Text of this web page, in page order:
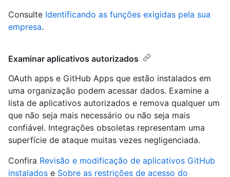
Consulte Identificando as funções exigidas pela sua
empresa.
Examinar aplicativos autorizados
OAuth apps e GitHub Apps que estão instalados em
uma organização podem acessar dados. Examine a
lista de aplicativos autorizados e remova qualquer um
que não seja mais necessário ou não seja mais
confiável. Integrações obsoletas representam uma
superfície de ataque muitas vezes negligenciada.
Confira Revisão e modificação de aplicativos GitHub
instalados e Sobre as restrições de acesso do